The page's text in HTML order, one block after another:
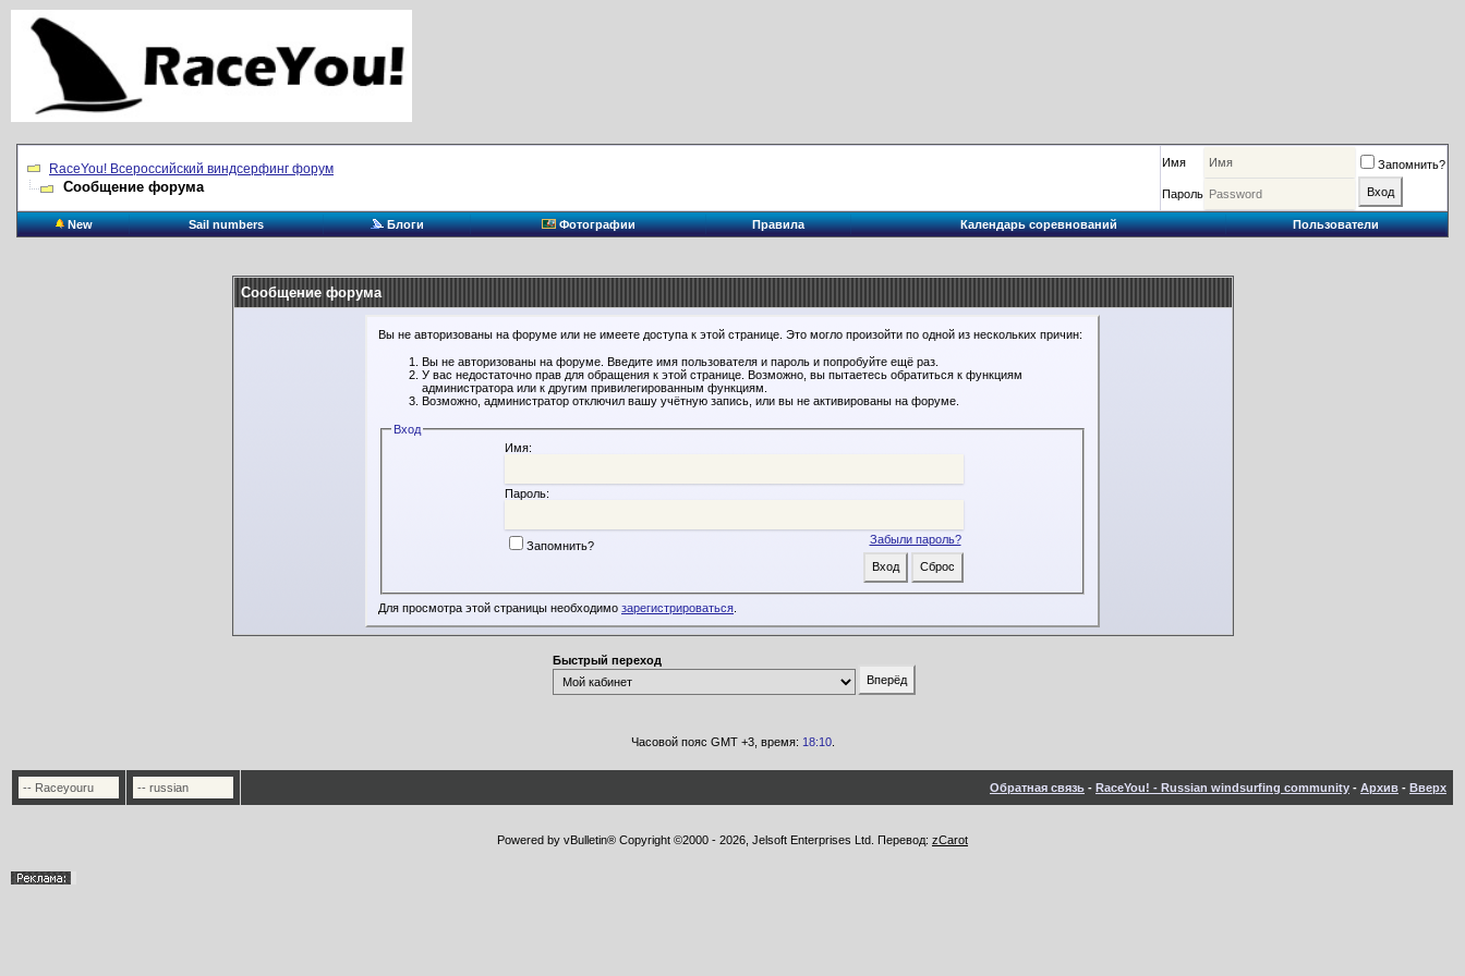
RaceYou! Всероссийский виндсерфинг форум
Сообщение форума
Имя Запомнить?
Пароль
New Sail numbers Блоги Фотографии Правила Календарь соревнований Пользователи
Сообщение форума
Вы не авторизованы на форуме или не имеете доступа к этой странице. Это могло произойти по одной из нескольких причин:
Вы не авторизованы на форуме. Введите имя пользователя и пароль и попробуйте ещё раз.
У вас недостаточно прав для обращения к этой странице. Возможно, вы пытаетесь обратиться к функциям
администратора или к другим привилегированным функциям.
Возможно, администратор отключил вашу учётную запись, или вы не активированы на форуме.
Вход
Имя:
Пароль:
Забыли пароль?
Запомнить?
Для просмотра этой страницы необходимо зарегистрироваться
Быстрый переход
Часовой пояс GMT +3, время: 18:10.
Обратная связь - RaceYou! - Russian windsurfing community - Архив - Вверх
Powered by vBulletin® Copyright ©2000 - 2026, Jelsoft Enterprises Ltd. Перевод: zCarot